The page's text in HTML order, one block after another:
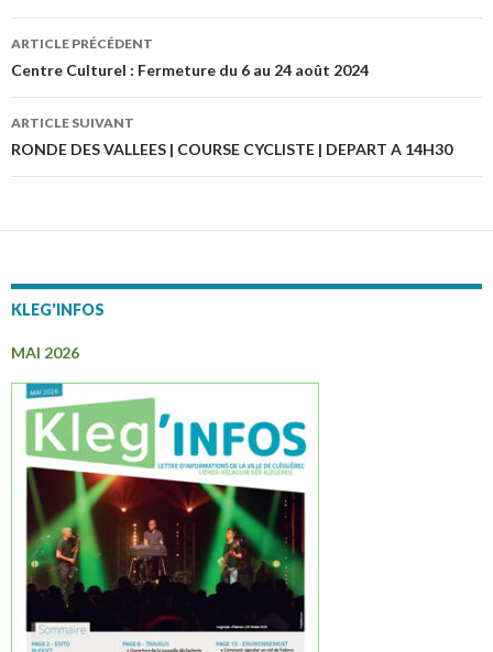
Navigation
des
articles
ARTICLE PRÉCÉDENT
Centre Culturel : Fermeture du 6 au 24 août 2024
ARTICLE SUIVANT
RONDE DES VALLEES | COURSE CYCLISTE | DEPART A 14H30
KLEG'INFOS
MAI 2026